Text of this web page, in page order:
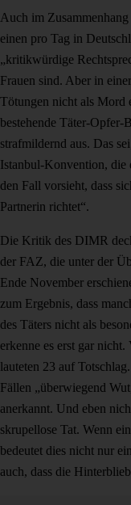
Auch im
einen pro Tag in
„kritikwürdige
Frauen sind. Aber in
Tötungen nicht als Mord
bestehende Täter-
strafmildernd aus. Das
Istanbul-Konvention, die
den Fall vorsieht, dass
Partnerin richtet“.
Die Kritik des DIMR
der FAZ, die unter der
Ende November
zum Ergebnis, dass
des Täters nicht als
erkenne es erst gar
lauteten 23 auf
Fällen „überwiegend
anerkannt. Und eben
skrupellose Tat. Wenn
bedeutet dies nicht nur
auch, dass die